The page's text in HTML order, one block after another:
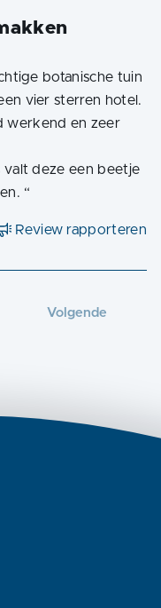
botanische tuin
vier sterren hotel.
werkend en zeer
valt deze een beetje
“
Review rapporteren
Volgende